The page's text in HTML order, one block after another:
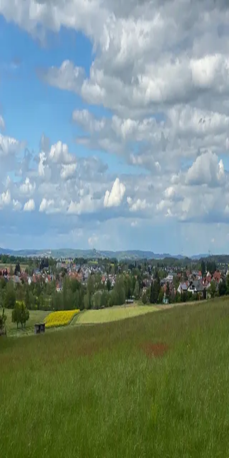
15.03.2026
Kommunalwahl Hüttenberg
Hüttenberg
Kommunalwahl Hüttenberg
Sprache:
Deutsch
VOTO starten
VOTO erhebt keine personenbezogenen Daten. Deine
Bewertungen werden anonym gespeichert. Dies kannst
Du jederzeit im Seitenmenü ändern.
Informationen